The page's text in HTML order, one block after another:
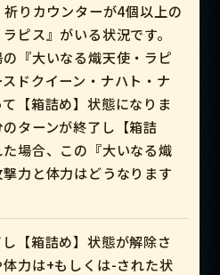
りカウンターが4個以上の
ピス』がいる状況です。
『大いなる熾天使・ラピ
ドクイーン・ナハト・ナ
【箱詰め】状態になりま
ターンが終了し【箱詰
場合、この『大いなる熾
力と体力はどうなります
【箱詰め】状態が解除さ
力は+もしくは-された状